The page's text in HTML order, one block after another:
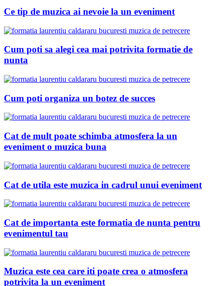
Ce tip de muzica ai nevoie la un eveniment
Cum poti sa alegi cea mai potrivita formatie de
nunta
Cum poti organiza un botez de succes
Cat de mult poate schimba atmosfera la un
eveniment o muzica buna
Cat de utila este muzica in cadrul unui eveniment
Cat de importanta este formatia de nunta pentru
evenimentul tau
Muzica este cea care iti poate crea o atmosfera
potrivita la un eveniment